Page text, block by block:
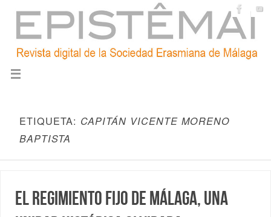
ETIQUETA: CAPITÁN VICENTE MORENO
BAPTISTA
El Regimiento Fijo de Málaga, una